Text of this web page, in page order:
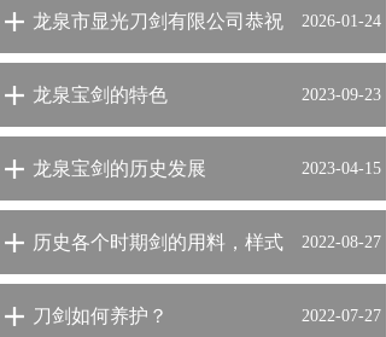
入国家职业标准 填补传统技艺
龙泉市显光刀剑有限公司恭祝
全国人民2026年新年快乐！
2026-01-24
龙泉宝剑的特色 2023-09-23
龙泉宝剑的历史发展 2023-04-15
历史各个时期剑的用料，样式
及铸造特点
2022-08-27
刀剑如何养护？ 2022-07-27